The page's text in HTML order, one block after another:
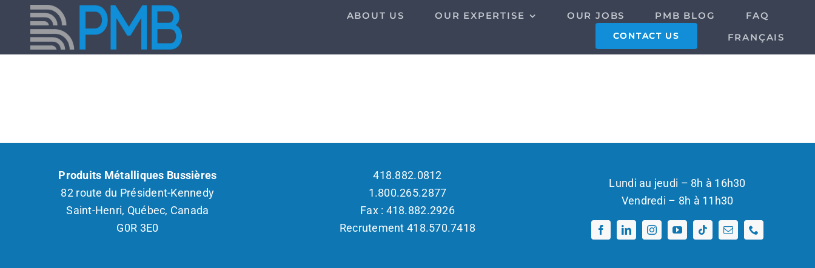
content
ABOUT US OUR EXPERTISE OUR JOBS PMB BLOG FAQ
CONTACT US FRANÇAIS
Produits Métalliques Bussières
82 route du Président-Kennedy
Saint-Henri, Québec, Canada
G0R 3E0
418.882.0812
1.800.265.2877
Fax : 418.882.2926
Recrutement 418.570.7418
Lundi au jeudi – 8h à 16h30
Vendredi – 8h à 11h30